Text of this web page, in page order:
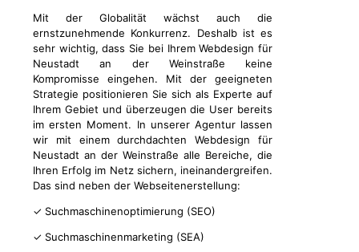
Mit der Globalität wächst auch die
ernstzunehmende Konkurrenz. Deshalb ist es
sehr wichtig, dass Sie bei Ihrem Webdesign für
Neustadt an der Weinstraße keine
Kompromisse eingehen. Mit der geeigneten
Strategie positionieren Sie sich als Experte auf
Ihrem Gebiet und überzeugen die User bereits
im ersten Moment. In unserer Agentur lassen
wir mit einem durchdachten Webdesign für
Neustadt an der Weinstraße alle Bereiche, die
Ihren Erfolg im Netz sichern, ineinandergreifen.
Das sind neben der Webseitenerstellung:
✓ Suchmaschinenoptimierung (SEO)
✓ Suchmaschinenmarketing (SEA)